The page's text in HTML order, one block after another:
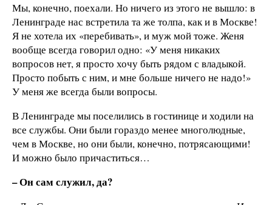
Мы, конечно, поехали. Но ничего из этого не вышло: в
Ленинграде нас встретила та же толпа, как и в Москве!
Я не хотела их «перебивать», и муж мой тоже. Женя
вообще всегда говорил одно: «У меня никаких
вопросов нет, я просто хочу быть рядом с владыкой.
Просто побыть с ним, и мне больше ничего не надо!»
У меня же всегда были вопросы.
В Ленинграде мы поселились в гостинице и ходили на
все службы. Они были гораздо менее многолюдные,
чем в Москве, но они были, конечно, потрясающими!
И можно было причаститься…
– Он сам служил, да?